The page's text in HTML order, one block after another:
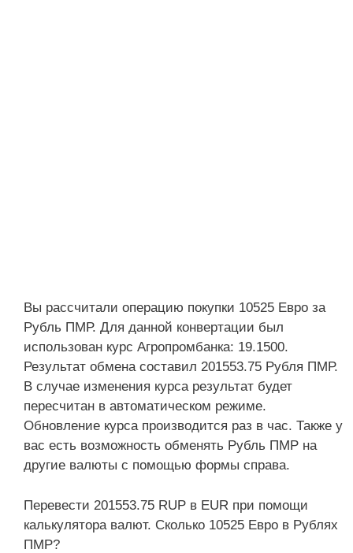
Вы рассчитали операцию покупки 10525 Евро за
Рубль ПМР. Для данной конвертации был
использован курс Агропромбанка: 19.1500.
Результат обмена составил 201553.75 Рубля ПМР.
В случае изменения курса результат будет
пересчитан в автоматическом режиме.
Обновление курса производится раз в час. Также у
вас есть возможность обменять Рубль ПМР на
другие валюты с помощью формы справа.
Перевести 201553.75 RUP в EUR при помощи
калькулятора валют. Сколько 10525 Евро в Рублях
ПМР?